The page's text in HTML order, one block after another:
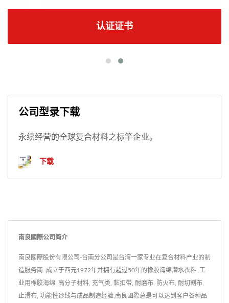
认证证书
公司型录下载
永续经营的全球复合材料之标竿企业。
下载
南良國際公司简介
南良國際股份有限公司-台南分公司是台湾一家专业在复合材料产业的制
造服务商. 成立于西元1972年并拥有超过50年的橡胶海绵潜水衣料, 工
业用橡胶海绵, 高分子材料, 充气类, 黏扣带, 耐磨布, 防火布, 耐切割布,
止滑布, 功能性纱线与成品制造经验,南良國際总是可以达到客户各种品